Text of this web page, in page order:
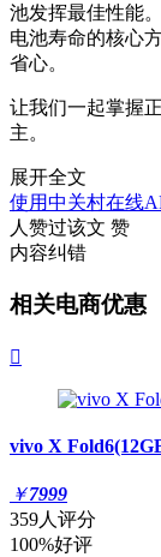
池发挥最佳性能
电池寿命的核心
省心。
让我们一起掌握
主。
展开全文
使用中关村在线
人赞过该文 赞
内容纠错
相关电商优惠

vivo X
￥7999
359人评分
100%好评